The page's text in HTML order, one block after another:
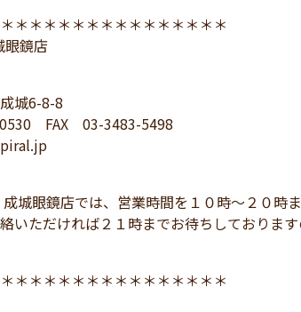
＊＊＊＊＊＊＊＊＊＊＊＊＊＊＊
鏡店
城6-8-8
FAX 03-3483-5498
城眼鏡店では、営業時間を１０時～２０時
いただければ２１時までお待ちしておりま
＊＊＊＊＊＊＊＊＊＊＊＊＊＊＊